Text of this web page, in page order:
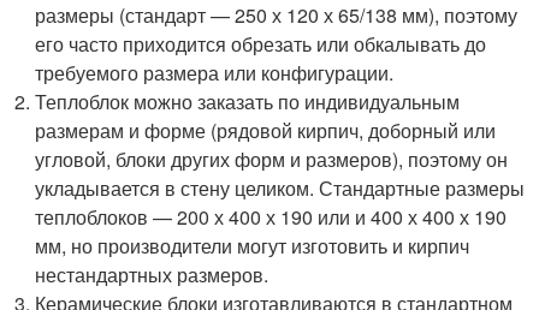
размеры (стандарт — 250 х 120 х 65/138 мм), поэтому
его часто приходится обрезать или обкалывать до
требуемого размера или конфигурации.
Теплоблок можно заказать по индивидуальным
размерам и форме (рядовой кирпич, доборный или
угловой, блоки других форм и размеров), поэтому он
укладывается в стену целиком. Стандартные размеры
теплоблоков — 200 х 400 х 190 или и 400 х 400 х 190
мм, но производители могут изготовить и кирпич
нестандартных размеров.
Керамические блоки изготавливаются в стандартном